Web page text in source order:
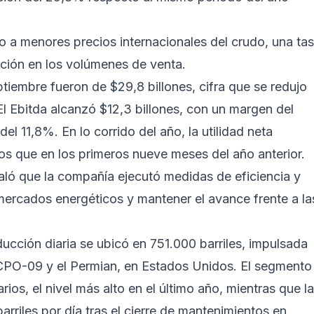
menores precios internacionales del crudo, una
en los volúmenes de venta.
fueron de $29,8 billones, cifra que se redujo
Ebitda alcanzó $12,3 billones, con un margen del
11,8%. En lo corrido del año, la utilidad neta
que en los primeros nueve meses del año anterior.
que la compañía ejecutó medidas de eficiencia y
energéticos y mantener el avance frente a
diaria se ubicó en 751.000 barriles, impulsada
09 y el Permian, en Estados Unidos. El segmento
el nivel más alto en el último año, mientras que
por día tras el cierre de mantenimientos en